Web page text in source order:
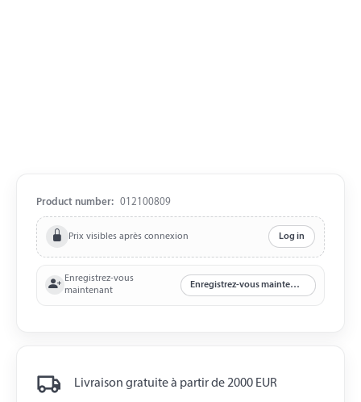
Product number: 012100809
Prix visibles après connexion Log in
Enregistrez-vous
maintenant
Enregistrez-vous maintenant
Livraison gratuite à partir de 2000 EUR